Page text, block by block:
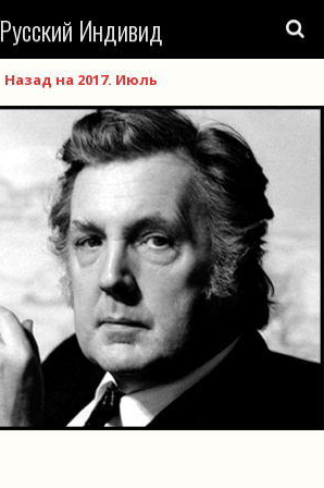
Русский Индивид
Назад на 2017. Июль